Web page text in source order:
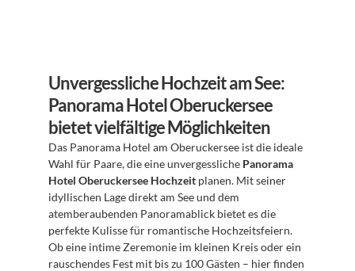
Unvergessliche Hochzeit am See:
Panorama Hotel Oberuckersee
bietet vielfältige Möglichkeiten
Das Panorama Hotel am Oberuckersee ist die ideale
Wahl für Paare, die eine unvergessliche Panorama
Hotel Oberuckersee Hochzeit planen. Mit seiner
idyllischen Lage direkt am See und dem
atemberaubenden Panoramablick bietet es die
perfekte Kulisse für romantische Hochzeitsfeiern.
Ob eine intime Zeremonie im kleinen Kreis oder ein
rauschendes Fest mit bis zu 100 Gästen – hier finden